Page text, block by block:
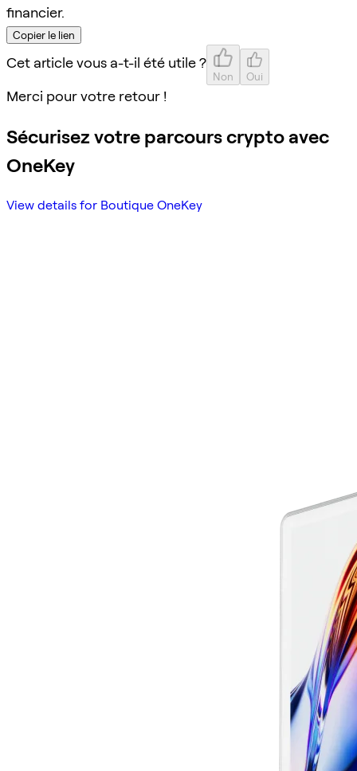
financier.
Copier le lien
Cet article vous a-t-il été utile ?
Non Oui
Merci pour votre retour !
Sécurisez votre parcours crypto avec
OneKey
View details for Boutique OneKey